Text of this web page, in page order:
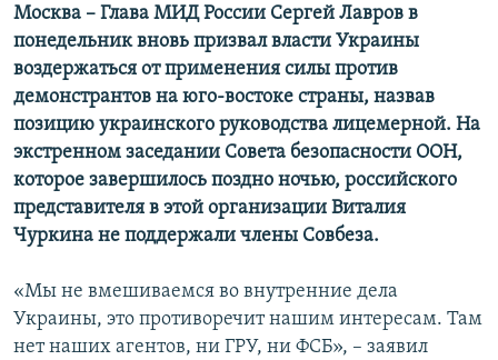
Все сайты RFE/RL
Москва – Глава МИД России Сергей Лавров в
понедельник вновь призвал власти Украины
воздержаться от применения силы против
демонстрантов на юго-востоке страны, назвав
позицию украинского руководства лицемерной. На
экстренном заседании Совета безопасности ООН,
которое завершилось поздно ночью, российского
представителя в этой организации Виталия
Чуркина не поддержали члены Совбеза.
«Мы не вмешиваемся во внутренние дела
Украины, это противоречит нашим интересам. Там
нет наших агентов, ни ГРУ, ни ФСБ», – заявил